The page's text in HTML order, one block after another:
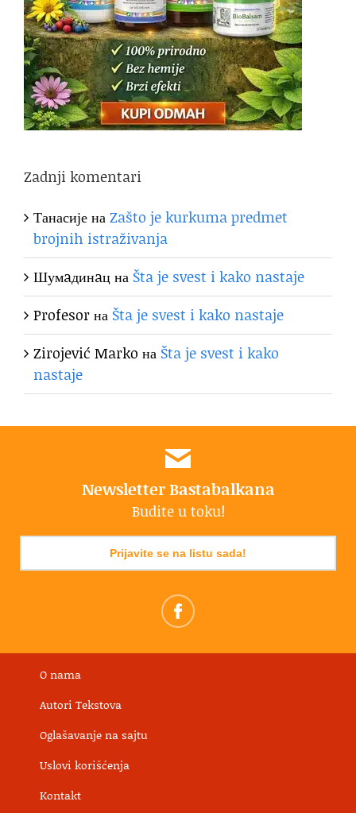
Zadnji komentari
ТанасијенаZašto je kurkuma predmet
brojnih istraživanja
Шумaдинaцна Šta je svest i kako nastaje
Profesorна Šta je svest i kako nastaje
Zirojević Marko на Šta je svest i kako
nastaje
Newsletter Bastabalkana
Budite u toku!
Prijavite se na listu sada!
O nama
Autori Tekstova
Oglašavanje na sajtu
Uslovi korišćenja
Kontakt